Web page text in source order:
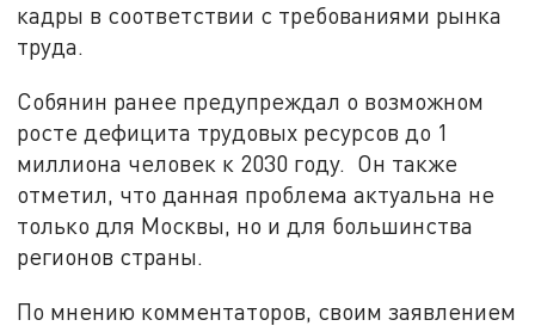
кадры в соответствии с требованиями рынка
труда.
Собянин ранее предупреждал о возможном
росте дефицита трудовых ресурсов до 1
миллиона человек к 2030 году. Он также
отметил, что данная проблема актуальна не
только для Москвы, но и для большинства
регионов страны.
По мнению комментаторов, своим заявлением